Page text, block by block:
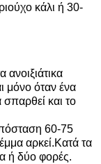
κάλι ή 30-
μόνο όταν ένα
και το
60-75
αρκεί.Κατά τα
ή δύο φορές.